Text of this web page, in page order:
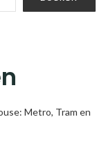
Metro, Tram en